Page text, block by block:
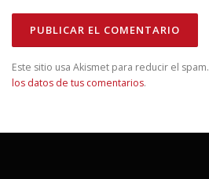
Este sitio usa Akismet para reducir el spam.
los datos de tus comentarios.